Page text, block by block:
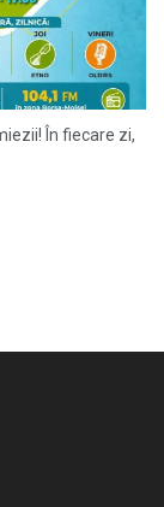
În fiecare zi,